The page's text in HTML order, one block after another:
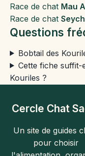
Race de chat Mau
Race de chat
Questions
Bobtail des
Cette fiche suffit-
Kouriles ?
Cercle Chat
Un site de guides
pour choisir